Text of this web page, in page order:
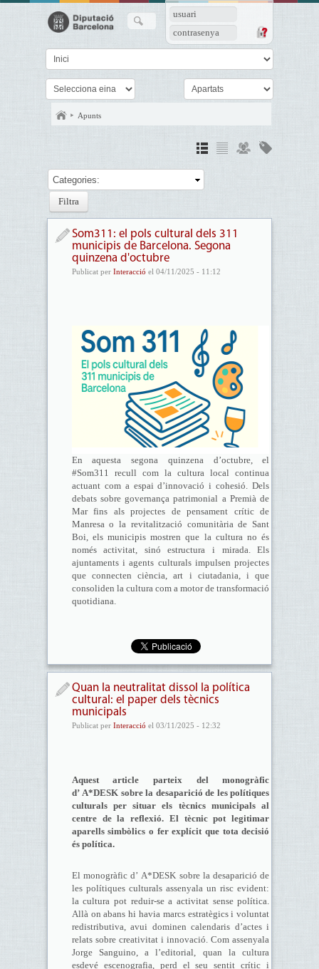
usuari
contrasenya
Apunts
Categories:
Som311: el pols cultural dels 311
municipis de Barcelona. Segona
quinzena d'octubre
Publicat per Interacció el 04/11/2025 - 11:12
En aquesta segona quinzena d’octubre, el
#Som311 recull com la cultura local continua
actuant com a espai d’innovació i cohesió. Dels
debats sobre governança patrimonial a Premià de
Mar fins als projectes de pensament crític de
Manresa o la revitalització comunitària de Sant
Boi, els municipis mostren que la cultura no és
només activitat, sinó estructura i mirada. Els
ajuntaments i agents culturals impulsen projectes
que connecten ciència, art i ciutadania, i que
consoliden la cultura com a motor de transformació
quotidiana.
Quan la neutralitat dissol la política
cultural: el paper dels tècnics
municipals
Publicat per Interacció el 03/11/2025 - 12:32
Aquest article parteix del monogràfic
d’ A*DESK sobre la desaparició de les polítiques
culturals per situar els tècnics municipals al
centre de la reflexió. El tècnic pot legitimar
aparells simbòlics o fer explícit que tota decisió
és política.
El monogràfic d’ A*DESK sobre la desaparició de
les polítiques culturals assenyala un risc evident:
la cultura pot reduir-se a activitat sense política.
Allà on abans hi havia marcs estratègics i voluntat
redistributiva, avui dominen calendaris d’actes i
relats sobre creativitat i innovació. Com assenyala
Jorge Sanguino, a l’editorial, quan la cultura
esdevé escenografia, perd el seu sentit crític i